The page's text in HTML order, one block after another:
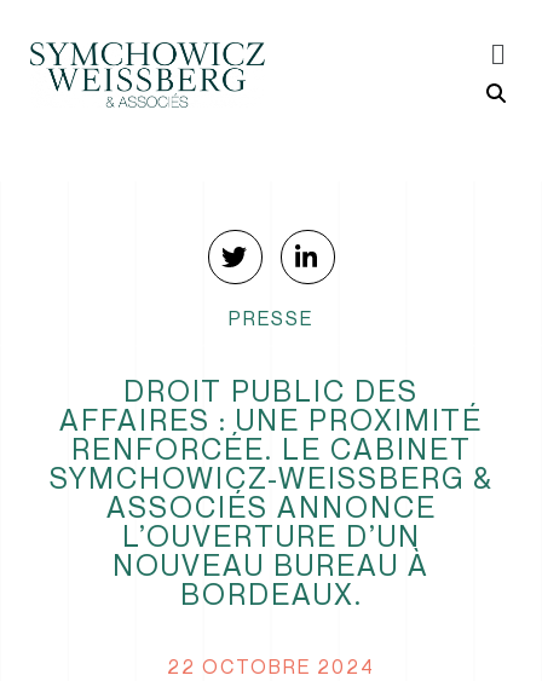
PRESSE
DROIT PUBLIC DES
AFFAIRES : UNE PROXIMITÉ
RENFORCÉE. LE CABINET
SYMCHOWICZ-WEISSBERG &
ASSOCIÉS ANNONCE
L’OUVERTURE D’UN
NOUVEAU BUREAU À
BORDEAUX.
22 OCTOBRE 2024